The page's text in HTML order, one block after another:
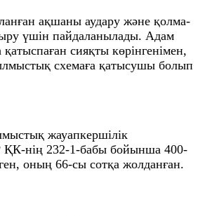
ақшаны аудару және қолма-
үшін пайдаланылады. Адам
қатыспаған сияқты көрінгенімен,
схемаға қатысушы болып
жауапкершілік
ҚК-нің 232-1-бабы бойынша 400-
оның 66-сы сотқа жолданған.